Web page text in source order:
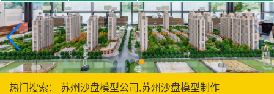
热门搜索： 苏州沙盘模型公司,苏州沙盘模型制作